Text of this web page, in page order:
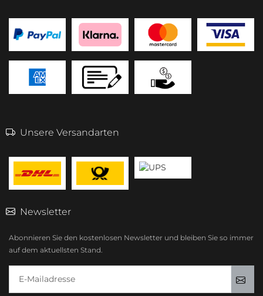
Unsere Versandarten
Newsletter
Abonnieren Sie den kostenlosen Newsletter und bleiben Sie so immer
auf dem aktuellsten Stand.